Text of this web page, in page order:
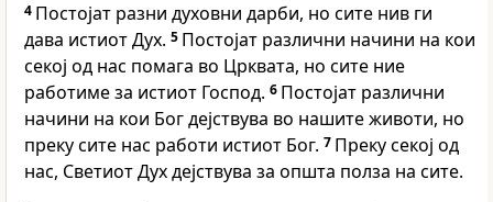
4 Постојат разни духовни дарби, но сите нив ги
дава истиот Дух. 5 Постојат различни начини на кои
секој од нас помага во Црквата, но сите ние
работиме за истиот Господ. 6 Постојат различни
начини на кои Бог дејствува во нашите животи, но
преку сите нас работи истиот Бог. 7 Преку секој од
нас, Светиот Дух дејствува за општа полза на сите.